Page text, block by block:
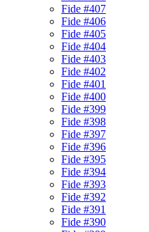
Fide #407
Fide #406
Fide #405
Fide #404
Fide #403
Fide #402
Fide #401
Fide #400
Fide #399
Fide #398
Fide #397
Fide #396
Fide #395
Fide #394
Fide #393
Fide #392
Fide #391
Fide #390